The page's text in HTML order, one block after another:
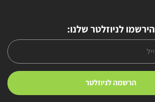
הירשמו לניוזלטר שלנו: